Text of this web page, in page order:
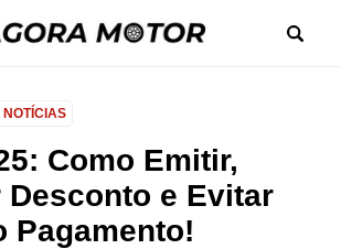
NOTÍCIAS
Como Emitir,
Desconto e Evitar
Pagamento!